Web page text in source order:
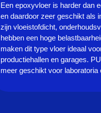
Een epoxyvloer is harder dan
en daardoor zeer geschikt als
zijn vloeistofdicht,
hebben een hoge
maken dit type vloer ideaal
productiehallen en garages.
meer geschikt voor laboratoria